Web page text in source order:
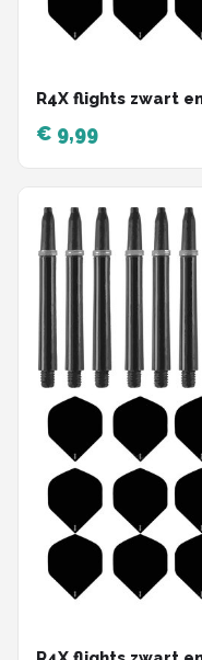
R4X flights zwart
€ 9,99